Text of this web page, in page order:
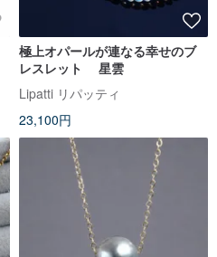
極上オパールが連なる幸せのブ
レスレット 星雲
Lipatti リパッティ
23,100円